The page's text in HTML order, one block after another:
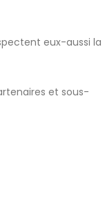
eux-aussi la
et sous-